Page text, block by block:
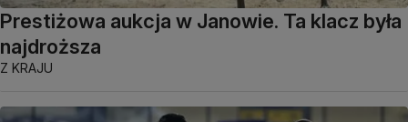
Prestiżowa aukcja w Janowie. Ta klacz była
najdroższa
Z KRAJU